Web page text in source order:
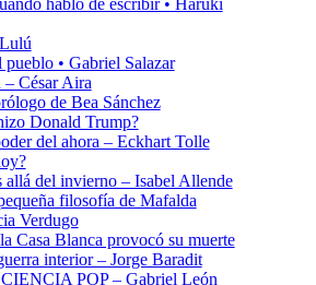
hablo de escribir • Haruki
• Gabriel Salazar
– César Aira
de Bea Sánchez
Donald Trump?
del ahora – Eckhart Tolle
allá del invierno – Isabel Allende
filosofía de Mafalda
Verdugo
Casa Blanca provocó su muerte
interior – Jorge Baradit
POP – Gabriel León